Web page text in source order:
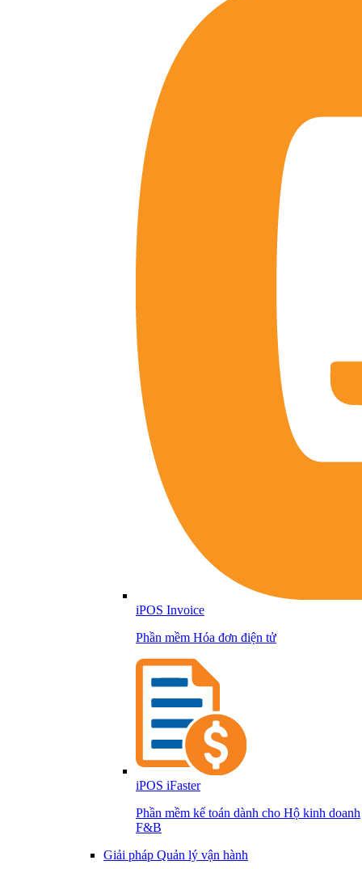
iPOS Invoice
Phần mềm Hóa đơn điện tử
iPOS iFaster
Phần mềm kế toán dành cho Hộ kinh doanh
F&B
Giải pháp Quản lý vận hành